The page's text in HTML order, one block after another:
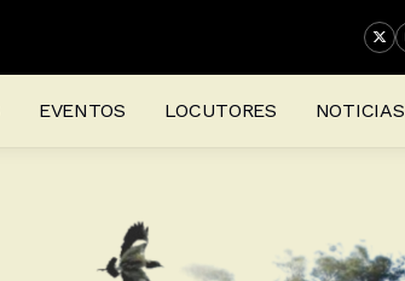
EVENTOS LOCUTORES NOTICIAS